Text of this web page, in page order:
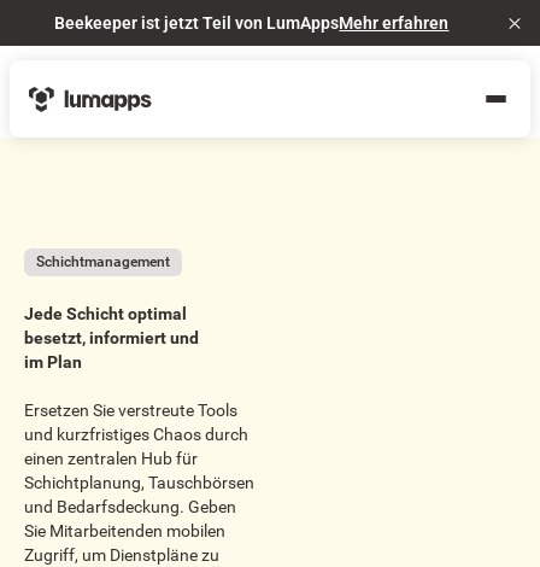
Beekeeper ist jetzt Teil von LumAppsMehr erfahren
Schichtmanagement
Jede Schicht optimal
besetzt, informiert und
im Plan
Ersetzen Sie verstreute Tools
und kurzfristiges Chaos durch
einen zentralen Hub für
Schichtplanung, Tauschbörsen
und Bedarfsdeckung. Geben
Sie Mitarbeitenden mobilen
Zugriff, um Dienstpläne zu